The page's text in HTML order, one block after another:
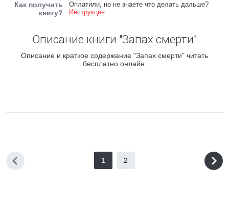
Как получить
книгу?
Оплатили, но не знаете что делать дальше?
Инструкция.
Описание книги "Запах смерти"
Описание и краткое содержание "Запах смерти" читать
бесплатно онлайн.
1 2